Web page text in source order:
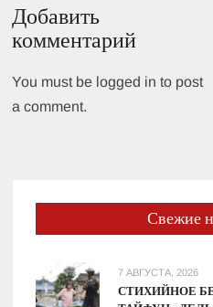
Добавить
комментарий
You must be logged in to post
a comment.
Свежие
7 АВГУСТА, 2026
СТИХИЙНОЕ